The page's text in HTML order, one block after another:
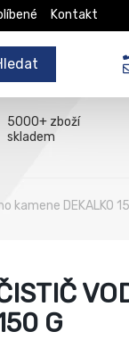
Kontakt
5000+ zboží
skladem
kamene DEKALKO
G